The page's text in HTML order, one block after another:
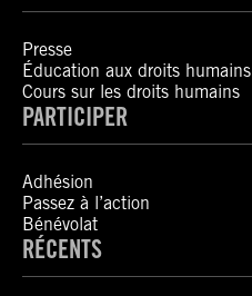
Presse
Éducation aux droits humains
Cours sur les droits humains
PARTICIPER
Adhésion
Passez à l’action
Bénévolat
RÉCENTS